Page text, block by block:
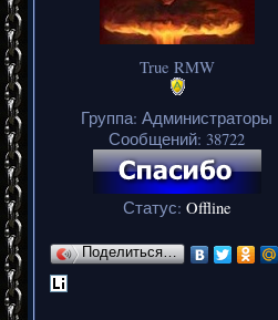
True RMW
Группа: Администраторы
Сообщений: 38722
Статус: Offline
Поделиться…